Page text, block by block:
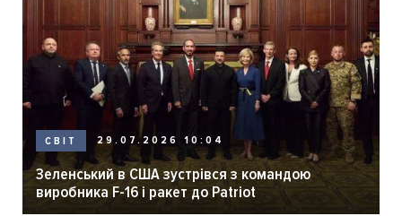
СВІТ 29.07.2026 10:04
Зеленський в США зустрівся з командою
виробника F-16 і ракет до Patriot